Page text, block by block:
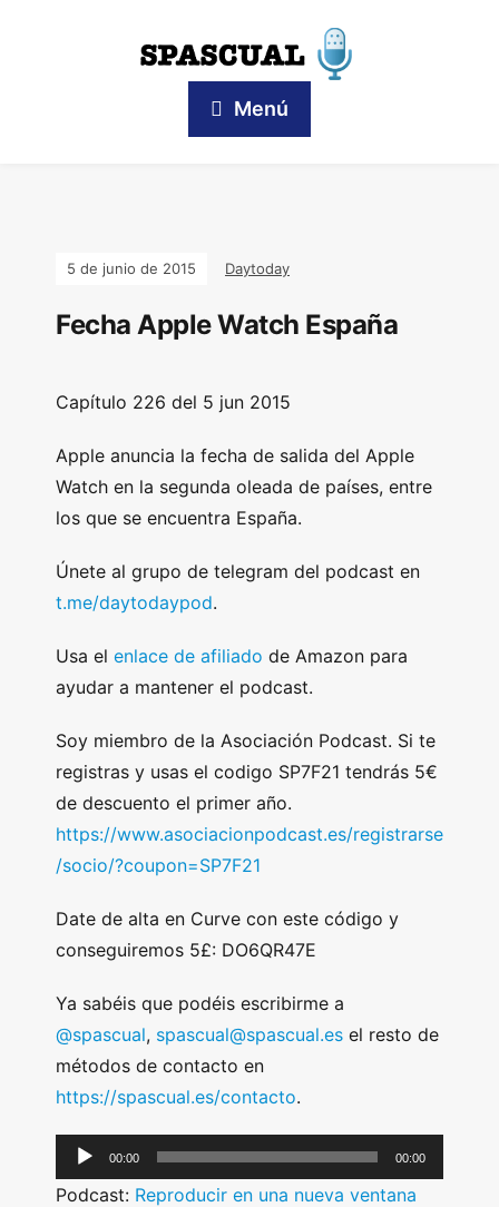
Menú
5 de junio de 2015 Daytoday
Fecha Apple Watch España
Capítulo 226 del 5 jun 2015
Apple anuncia la fecha de salida del Apple
Watch en la segunda oleada de países, entre
los que se encuentra España.
Únete al grupo de telegram del podcast en
t.me/daytodaypod.
Usa el enlace de afiliado de Amazon para
ayudar a mantener el podcast.
Soy miembro de la Asociación Podcast. Si te
registras y usas el codigo SP7F21 tendrás 5€
de descuento el primer año.
https://www.asociacionpodcast.es/registrarse
/socio/?coupon=SP7F21
Date de alta en Curve con este código y
conseguiremos 5£: DO6QR47E
Ya sabéis que podéis escribirme a
@spascual, spascual@spascual.es el resto de
métodos de contacto en
https://spascual.es/contacto.
u
00:00 00:00
Podcast: Reproducir en una nueva ventana